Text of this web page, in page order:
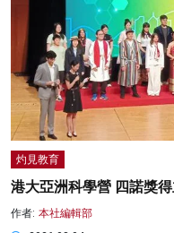
灼見教育
港大亞洲科學營 四諾獎
作者: 本社編輯部